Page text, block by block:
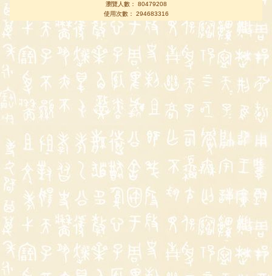
瀏覽人數： 80479208
使用次數： 294683316